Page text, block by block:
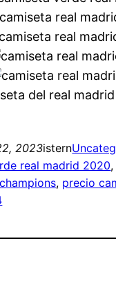
2023istern
real madrid 2020,
, precio